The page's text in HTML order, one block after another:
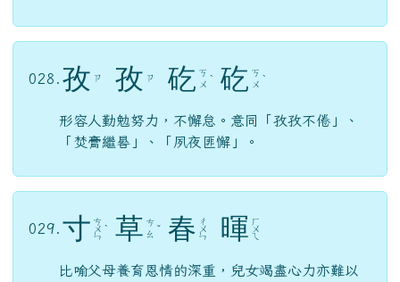
028. 孜 ㄗ 孜 ㄗ 矻 ㄎ
ㄨ ˋ 矻 ㄎ
ㄨ ˋ
形容人勤勉努力，不懈怠。意同「孜孜不倦」、
「焚膏繼晷」、「夙夜匪懈」。
029. 寸 ㄘ
ㄨ
ㄣ
ˋ 草 ㄘ
ㄠ ˇ 春 ㄔ
ㄨ
ㄣ 暉 ㄏ
ㄨ
ㄟ
比喻父母養育恩情的深重，兒女竭盡心力亦難以